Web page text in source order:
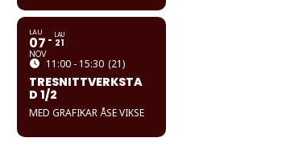
LAU
07
NOV
LAU
21
11:00 - 15:30 (21)
TRESNITTVERKSTA
D 1/2
MED GRAFIKAR ÅSE VIKSE